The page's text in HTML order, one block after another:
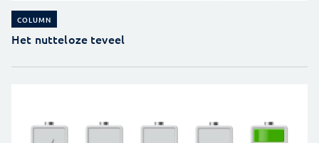
COLUMN
Het nutteloze teveel